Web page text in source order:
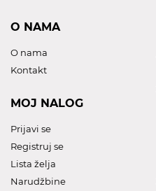
O NAMA
O nama
Kontakt
MOJ NALOG
Prijavi se
Registruj se
Lista želja
Narudžbine